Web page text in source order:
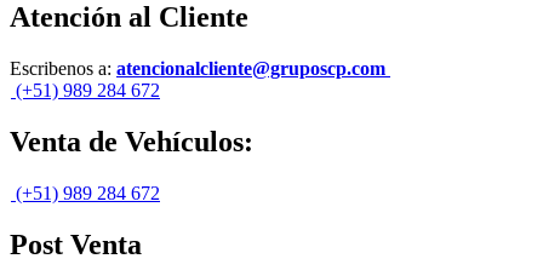
Atención al Cliente
Escribenos a: atencionalcliente@gruposcp.com
(+51) 989 284 672
Venta de Vehículos:
(+51) 989 284 672
Post Venta